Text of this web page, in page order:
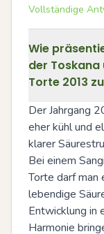
Vollständige
Wie
der Toskana
Torte 2013
Der Jahrgang
eher kühl und
klarer
Bei einem
Torte darf man
lebendige
Entwicklung in
Harmonie